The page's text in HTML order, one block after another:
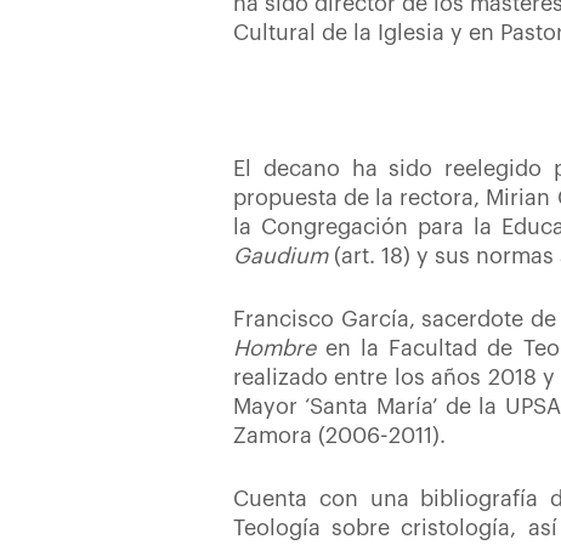
Cultural de la Iglesia y en
El decano ha sido reelegido
propuesta de la rectora,
la Congregación para la
Gaudium (art. 18) y sus
Francisco García, sacerdote
Hombreen la Facultad de
realizado entre los años 2018
Mayor ‘Santa María’ de la
Zamora (2006-2011).
Cuenta con una bibliografía
Teología sobre cristología,